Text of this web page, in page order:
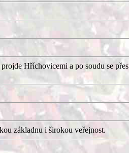
Hříchovicemi a po soudu se
základnu i širokou veřejnost.